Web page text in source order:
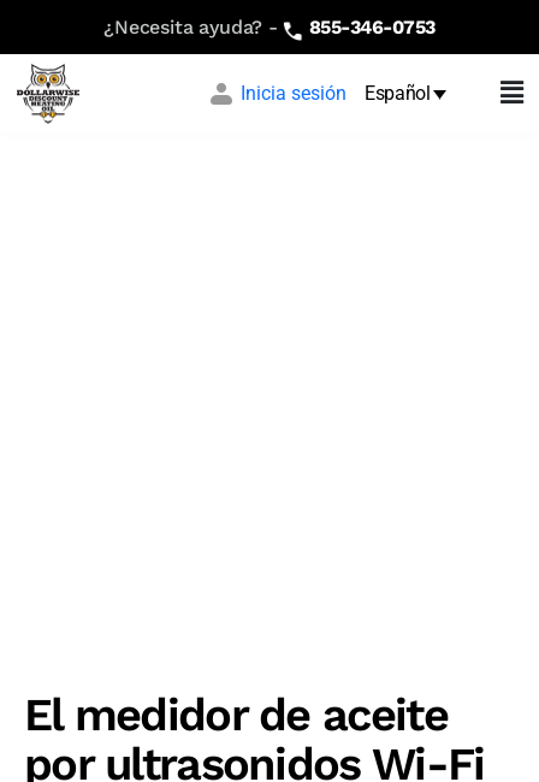
¿Necesita ayuda? - 855-346-0753
Inicia sesión Español
El medidor de aceite
por ultrasonidos Wi-Fi